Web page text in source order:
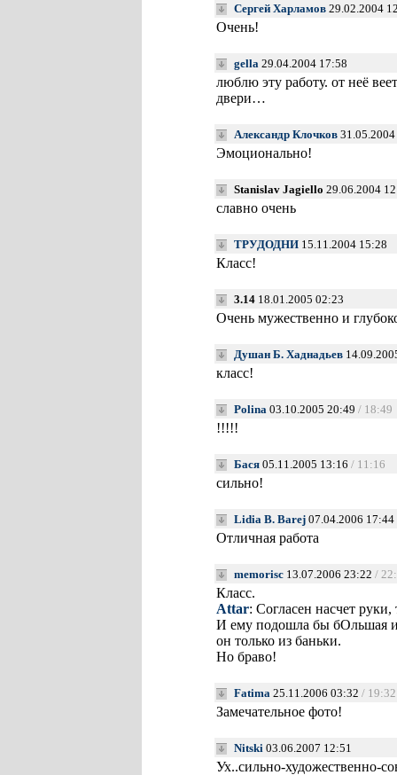
Сергей Харламов 29.02.2004
Очень!
gella 29.04.2004 17:58
люблю эту работу. от неё
двери…
Александр Клочков
Эмоционально!
Stanislav Jagiello 29.06.2004
славно очень
ТРУДОДНИ 15.11.2004 15:28
Класс!
3.14 18.01.2005 02:23
Очень мужественно и
Душан Б. Хаднадьев
класс!
Polina 03.10.2005 20:49 / 18:49
!!!!!
Бася 05.11.2005 13:16 / 11:16
сильно!
Lidia B. Barej 07.04.2006 17:44
Отличная работа
memorisc 13.07.2006 23:22 /
Класс.
Attar: Согласен насчет
И ему подошла бы бОльшая
он только из баньки.
Но браво!
Fatima 25.11.2006 03:32 / 19:32
Замечательное фото!
Nitski 03.06.2007 12:51
Ух..сильно-художественно-